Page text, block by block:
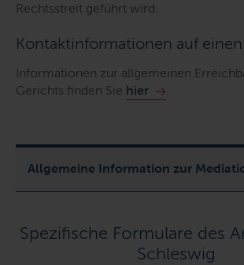
Rechtsstreit geführt wird.
Kontaktinformationen auf
Informationen zur allgemeinen
Gerichts finden Sie hier
Allgemeine Information zur
Spezifische Formulare des
Schleswig